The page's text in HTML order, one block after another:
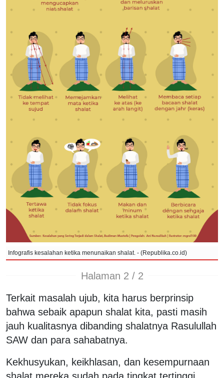
Infografis kesalahan ketika menunaikan shalat. - (Republika.co.id)
Halaman 2 / 2
Terkait masalah ujub, kita harus berprinsip
bahwa sebaik apapun shalat kita, pasti masih
jauh kualitasnya dibanding shalatnya Rasulullah
SAW dan para sahabatnya.
Kekhusyukan, keikhlasan, dan kesempurnaan